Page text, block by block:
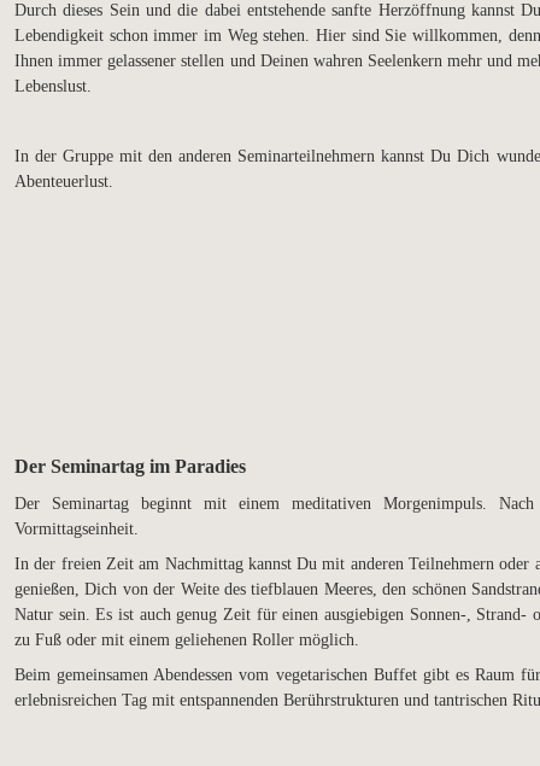
Durch dieses Sein und die dabei entstehende sanfte Herzöffnung
Lebendigkeit schon immer im Weg stehen. Hier sind Sie willkommen,
Ihnen immer gelassener stellen und Deinen wahren Seelenkern mehr und
Lebenslust.
In der Gruppe mit den anderen Seminarteilnehmern kannst Du Dich
Abenteuerlust.
Der Seminartag im Paradies
Der Seminartag beginnt mit einem meditativen Morgenimpuls.
Vormittagseinheit.
In der freien Zeit am Nachmittag kannst Du mit anderen Teilnehmern oder
genießen, Dich von der Weite des tiefblauen Meeres, den schönen
Natur sein. Es ist auch genug Zeit für einen ausgiebigen Sonnen-,
zu Fuß oder mit einem geliehenen Roller möglich.
Beim gemeinsamen Abendessen vom vegetarischen Buffet gibt es Raum
erlebnisreichen Tag mit entspannenden Berührstrukturen und tantrischen